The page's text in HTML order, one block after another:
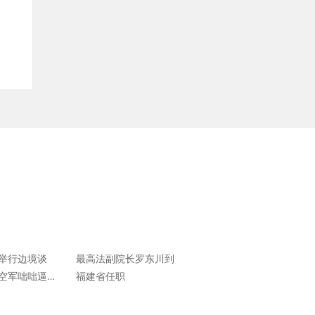
行边境谈
军咄咄逼
最高法副院长罗东川到
福建省任职